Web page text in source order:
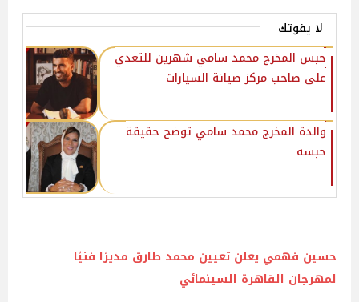
لا يفوتك
حبس المخرج محمد سامي شهرين للتعدي
على صاحب مركز صيانة السيارات
والدة المخرج محمد سامي توضح حقيقة
حبسه
حسين فهمي يعلن تعيين محمد طارق مديرًا فنيًا
لمهرجان القاهرة السينمائي